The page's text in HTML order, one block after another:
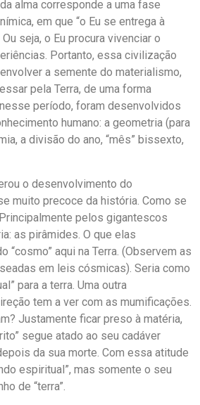
alma corresponde a uma fase
em que “o Eu se entrega à
seja, o Eu procura vivenciar o
Portanto, essa civilização
a semente do materialismo,
pela Terra, de uma forma
período, foram desenvolvidos
humano: a geometria (para
a divisão do ano, “mês” bissexto,
o desenvolvimento do
muito precoce da história. Como se
pelos gigantescos
as pirâmides. O que elas
“cosmo” aqui na Terra. (Observem as
em leis cósmicas). Seria como
para a terra. Uma outra
tem a ver com as mumificações.
Justamente ficar preso à matéria,
segue atado ao seu cadáver
da sua morte. Com essa atitude
espiritual”, mas somente o seu
de “terra”.